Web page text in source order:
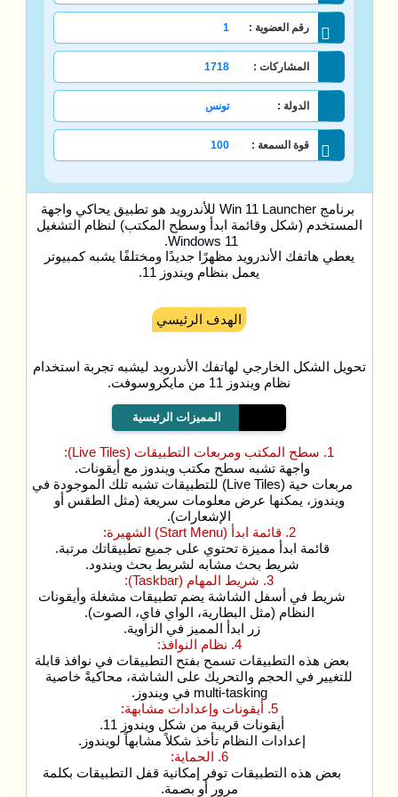
رقم العضوية : 1
المشاركات : 1718
الدولة : تونس
قوة السمعة : 100
برنامج Win 11 Launcher للأندرويد هو تطبيق يحاكي واجهة
المستخدم (شكل وقائمة ابدأ وسطح المكتب) لنظام التشغيل
Windows 11.
يعطي هاتفك الأندرويد مظهرًا جديدًا ومختلفًا يشبه كمبيوتر
يعمل بنظام ويندوز 11.
الهدف الرئيسي
تحويل الشكل الخارجي لهاتفك الأندرويد ليشبه تجربة استخدام
نظام ويندوز 11 من مايكروسوفت.
المميزات الرئيسية
1. سطح المكتب ومربعات التطبيقات (Live Tiles):
واجهة تشبه سطح مكتب ويندوز مع أيقونات.
مربعات حية (Live Tiles) للتطبيقات تشبه تلك الموجودة في
ويندوز، يمكنها عرض معلومات سريعة (مثل الطقس أو
الإشعارات).
2. قائمة ابدأ (Start Menu) الشهيرة:
قائمة ابدأ مميزة تحتوي على جميع تطبيقاتك مرتبة.
شريط بحث مشابه لشريط بحث ويندود.
3. شريط المهام (Taskbar):
شريط في أسفل الشاشة يضم تطبيقات مشغلة وأيقونات
النظام (مثل البطارية، الواي فاي، الصوت).
زر ابدأ المميز في الزاوية.
4. نظام النوافذ:
بعض هذه التطبيقات تسمح بفتح التطبيقات في نوافذ قابلة
للتغيير في الحجم والتحريك على الشاشة، محاكيةً خاصية
multi-tasking في ويندوز.
5. أيقونات وإعدادات مشابهة:
أيقونات قريبة من شكل ويندوز 11.
إعدادات النظام تأخذ شكلاً مشابهاً لويندوز.
6. الحماية:
بعض هذه التطبيقات توفر إمكانية قفل التطبيقات بكلمة
مرور أو بصمة.